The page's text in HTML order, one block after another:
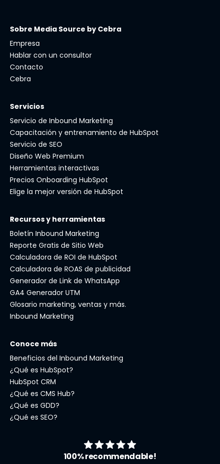
Sobre Media Source by Cebra
Empresa
Hablar con un consultor
Contacto
Cebra
Servicios
Servicio de Inbound Marketing
Capacitación y entrenamiento de HubSpot
Servicio de SEO
Diseño Web Premium
Herramientas interactivas
Precios Onboarding HubSpot
Elige la mejor versión de HubSpot
Recursos y herramientas
Boletín Inbound Marketing
Reporte Gratis de Sitio Web
Calculadora de ROI de HubSpot
Calculadora de ROAS de publicidad
Generador de Link de WhatsApp
GA4 Generador UTM
Glosario marketing, ventas y más.
Inbound Marketing
Conoce más
Beneficios del Inbound Marketing
¿Qué es HubSpot?
HubSpot CRM
¿Qué es CMS Hub?
¿Qué es GDD?
¿Qué es SEO?
100% recommendable!